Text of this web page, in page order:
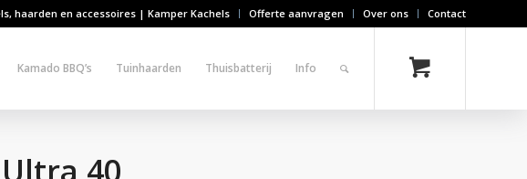
haarden en accessoires | Kamper Kachels Offerte aanvragen Over ons Contact
Kamado BBQ’s Tuinhaarden Thuisbatterij Info